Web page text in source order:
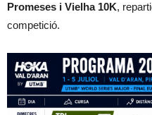
Promeses i Vielha 10K,
competició.